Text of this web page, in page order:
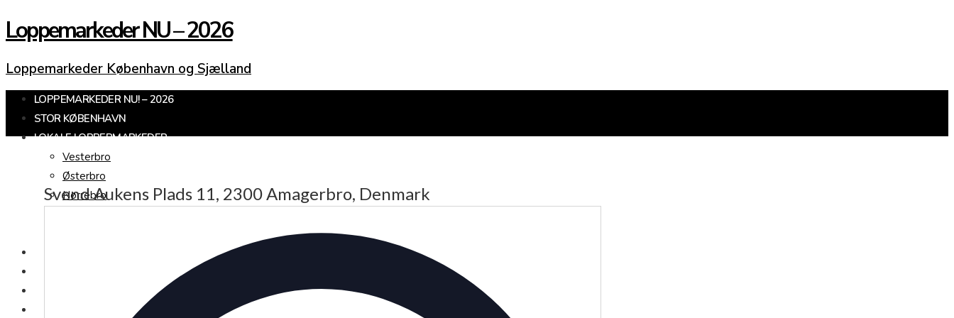
Loppemarkeder NU – 2026
Loppemarkeder København og Sjælland
LOPPEMARKEDER NU! – 2026
STOR KØBENHAVN
LOKALE LOPPERMARKEDER
Vesterbro
Østerbro
Nørrebro
JULEMARKEDER 2026
Svend Aukens Plads 11, 2300 Amagerbro, Denmark